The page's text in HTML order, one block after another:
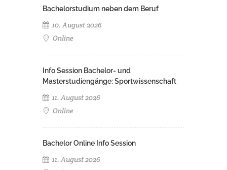
Bachelorstudium neben dem Beruf
10. August 2026
Online
Info Session Bachelor- und
Masterstudiengänge: Sportwissenschaft
11. August 2026
Online
Bachelor Online Info Session
11. August 2026